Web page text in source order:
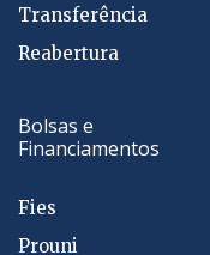
Transferência
Reabertura
Bolsas e
Financiamentos
Fies
Prouni